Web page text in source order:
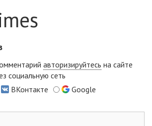
авторизируйтесь на сайте
социальную сеть
ВКонтакте
Google